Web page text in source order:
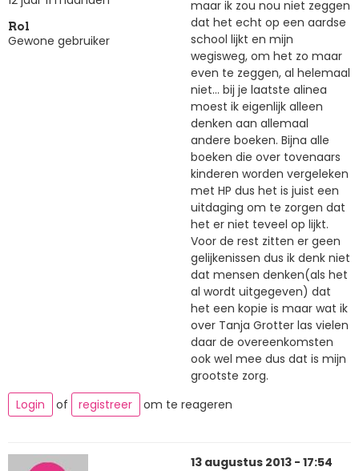
Rol
Gewone gebruiker
maar ik zou nou niet zeggen
dat het echt op een aardse
school lijkt en mijn
wegisweg, om het zo maar
even te zeggen, al helemaal
niet... bij je laatste alinea
moest ik eigenlijk alleen
denken aan allemaal
andere boeken. Bijna alle
boeken die over tovenaars
kinderen worden vergeleken
met HP dus het is juist een
uitdaging om te zorgen dat
het er niet teveel op lijkt.
Voor de rest zitten er geen
gelijkenissen dus ik denk niet
dat mensen denken(als het
al wordt uitgegeven) dat
het een kopie is maar wat ik
over Tanja Grotter las vielen
daar de overeenkomsten
ook wel mee dus dat is mijn
grootste zorg.
Login
of registreer om te reageren
13 augustus 2013 - 17:54